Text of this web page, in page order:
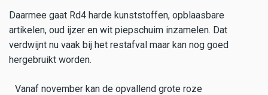
Daarmee gaat Rd4 harde kunststoffen, opblaasbare
artikelen, oud ijzer en wit piepschuim inzamelen. Dat
verdwijnt nu vaak bij het restafval maar kan nog goed
hergebruikt worden.
Vanaf november kan de opvallend grote roze